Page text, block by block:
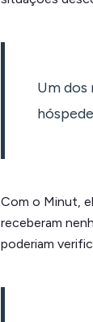
Um dos
Com o Minut,
receberam
poderiam